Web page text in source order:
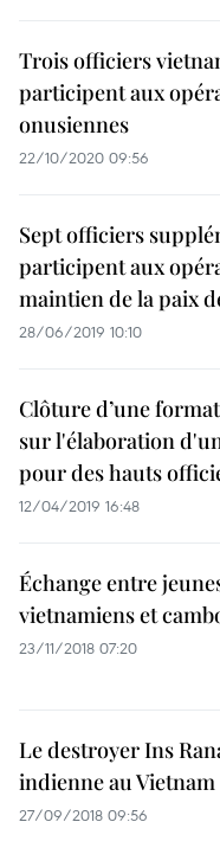
Trois officiers
participent aux
onusiennes
22/10/2020 09:56
Sept officiers
participent aux
maintien de la paix
28/06/2019 10:10
Clôture d’une
sur l'élaboration
pour des hauts
12/04/2019 16:48
Échange entre
vietnamiens et
23/11/2018 07:20
Le destroyer Ins
indienne au Vietnam
27/09/2018 09:56